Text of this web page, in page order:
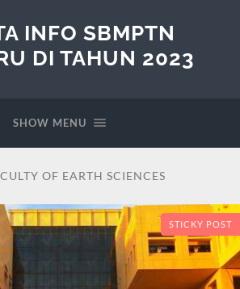
INFO SBMPTN
DI TAHUN 2023
SHOW MENU
OF EARTH SCIENCES
STICKY POST